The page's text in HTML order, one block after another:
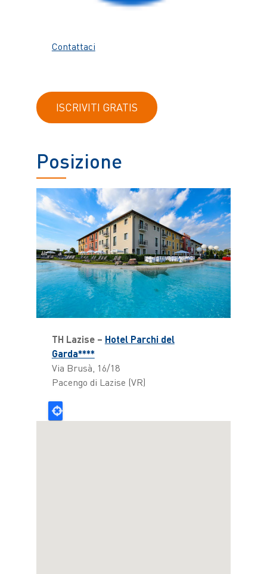
Contattaci
ISCRIVITI GRATIS
Posizione
TH Lazise – Hotel Parchi del
Garda****
Via Brusà, 16/18
Pacengo di Lazise (VR)